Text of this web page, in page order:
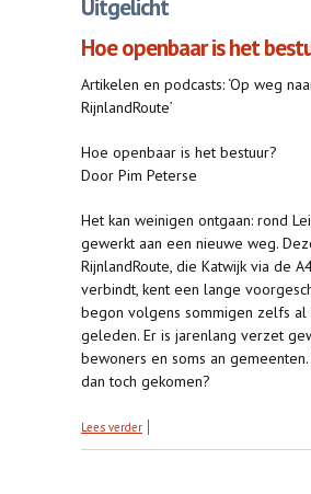
Uitgelicht
Hoe openbaar is het
Artikelen en podcasts: ‘Op weg
RijnlandRoute’
Hoe openbaar is het bestuur?
Door Pim Peterse
Het kan weinigen ontgaan: rond
gewerkt aan een nieuwe weg.
RijnlandRoute, die Katwijk via de
verbindt, kent een lange
begon volgens sommigen zelfs al
geleden. Er is jarenlang verzet
bewoners en soms an
dan toch gekomen?
Lees verder over Hoe openbaar is het